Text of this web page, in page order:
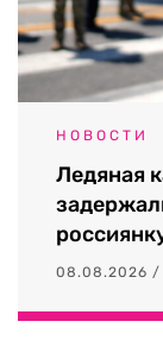
НОВОСТИ
Ледяная
08.08.2026 /